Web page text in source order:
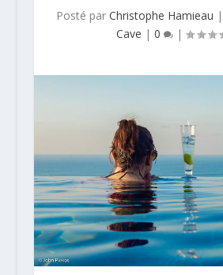
Posté parChristophe Hamieau |
Cave | 0 |